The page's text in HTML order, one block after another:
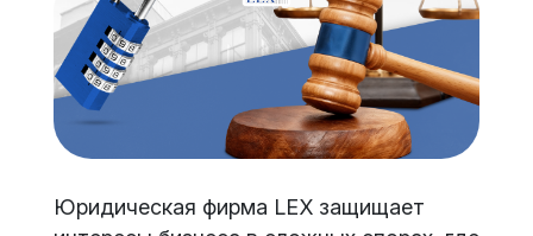
Юридическая фирма LEX защищает